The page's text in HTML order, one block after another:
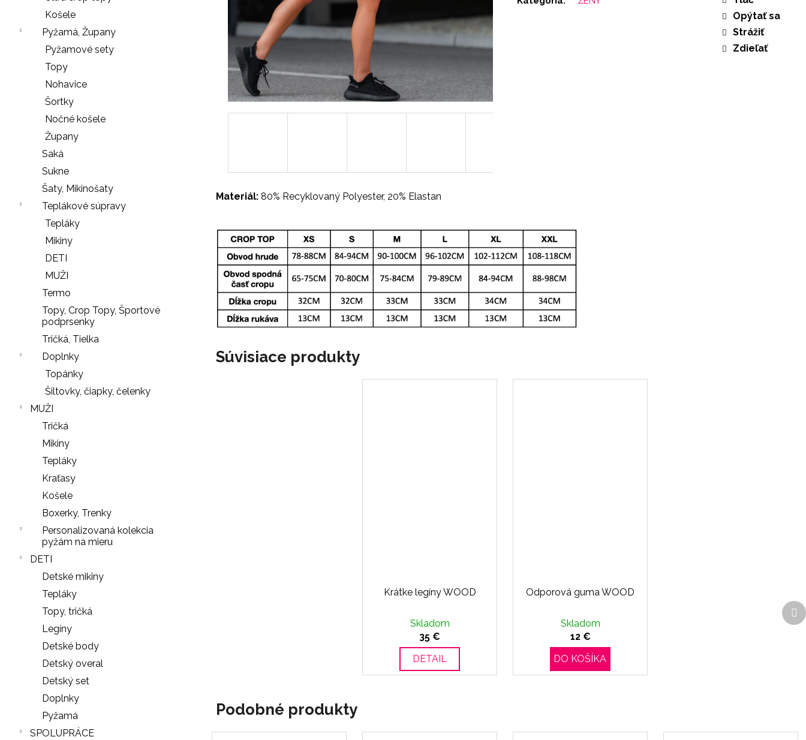
Košele
Pyžamá, Župany
Pyžamové sety
Topy
Nohavice
Šortky
Nočné košele
Župany
Saká
Sukne
Šaty, Mikinošaty
Teplákové súpravy
Tepláky
Mikiny
DETI
MUŽI
Termo
Topy, Crop Topy, Športové
podprsenky
Tričká, Tielka
Doplnky
Topánky
Šiltovky, čiapky, čelenky
MUŽI
Tričká
Mikiny
Tepláky
Kraťasy
Košele
Boxerky, Trenky
Personalizovaná kolekcia
pyžám na mieru
DETI
Detské mikiny
Tepláky
Topy, tričká
Legíny
Detské body
Detský overal
Detský set
Doplnky
Pyžamá
SPOLUPRÁCE
Opýtať sa
Strážiť
Zdieľať
Materiál: 80% Recyklovaný Polyester, 20% Elastan
Súvisiace produkty
Krátke legíny WOOD
Skladom
35 €
DETAIL
Odporová guma WOOD
Skladom
12 €
DO KOŠÍKA
Podobné produkty
HĽADAŤ
SŤAHOVACIE
BLACK
€
LEGÍNY
PUSH-
UP
NOHAVIČKY
BLACK
7
€